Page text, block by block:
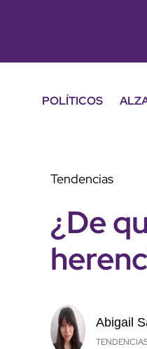
POLÍTICOS
Tendencias
¿De
Abigail